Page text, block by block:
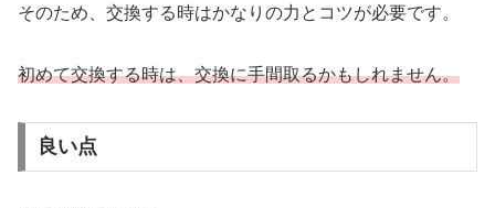
そのため、交換する時はかなりの力とコツが必要です。
初めて交換する時は、交換に手間取るかもしれません。
良い点